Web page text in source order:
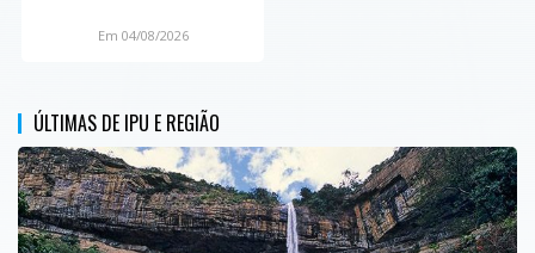
Em 04/08/2026
ÚLTIMAS DE IPU E REGIÃO